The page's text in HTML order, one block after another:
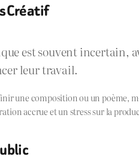
Créatif
est souvent incertain,
leur travail.
une composition ou un poème,
accrue et un stress sur la